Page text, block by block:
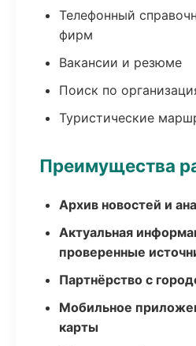
Телефонный
фирм
Вакансии и резюме
Поиск по
Туристические
Преимущества
Архив новостей и
Актуальная
проверенные
Партнёрство с
Мобильное
карты